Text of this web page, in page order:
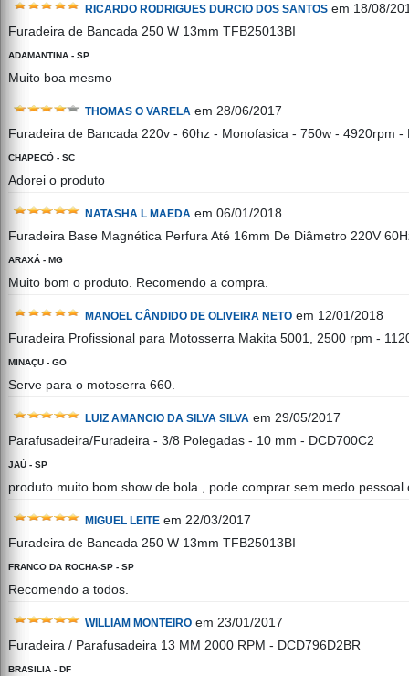
RICARDO RODRIGUES DURCIO DOS SANTOS em 18/08/
Furadeira de Bancada 250 W 13mm TFB25013BI
ADAMANTINA - SP
Muito boa mesmo
THOMAS O VARELA em 28/06/2017
Furadeira de Bancada 220v - 60hz - Monofasica - 750w - 4920rpm -
CHAPECÓ - SC
Adorei o produto
NATASHA L MAEDA em 06/01/2018
Furadeira Base Magnética Perfura Até 16mm De Diâmetro 220V
ARAXÁ - MG
Muito bom o produto. Recomendo a compra.
MANOEL CÂNDIDO DE OLIVEIRA NETO em 12/01/2018
Furadeira Profissional para Motosserra Makita 5001, 2500 rpm -
MINAÇU - GO
Serve para o motoserra 660.
LUIZ AMANCIO DA SILVA SILVA em 29/05/2017
Parafusadeira/Furadeira - 3/8 Polegadas - 10 mm - DCD700C2
JAÚ - SP
produto muito bom show de bola , pode comprar sem medo
MIGUEL LEITE em 22/03/2017
Furadeira de Bancada 250 W 13mm TFB25013BI
FRANCO DA ROCHA-SP - SP
Recomendo a todos.
WILLIAM MONTEIRO em 23/01/2017
Furadeira / Parafusadeira 13 MM 2000 RPM - DCD796D2BR
BRASILIA - DF